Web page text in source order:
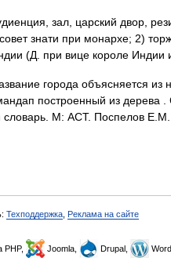
зал, царский двор,
знати при монархе; 2)
(Д. при вице короле
города объясняется из
построенный из дерева
словарь. М: АСТ. Поспелов
Техподдержка Реклама на сайте
PHP, Joomla, Drupal,